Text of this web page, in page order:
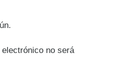
no será